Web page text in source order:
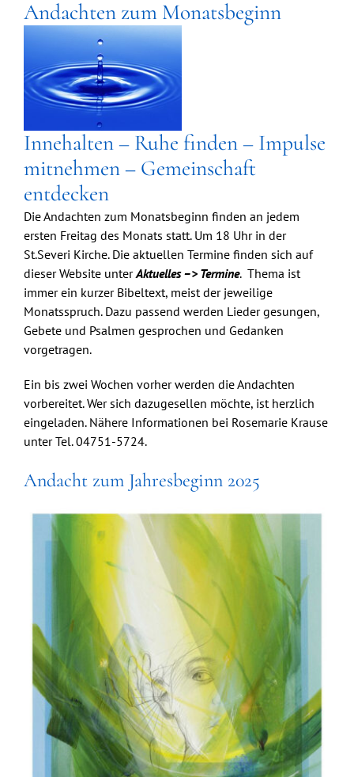
Andachten zum Monatsbeginn
Innehalten – Ruhe finden – Impulse
mitnehmen – Gemeinschaft
entdecken
Die Andachten zum Monatsbeginn finden an jedem
ersten Freitag des Monats statt. Um 18 Uhr in der
St.Severi Kirche. Die aktuellen Termine finden sich auf
dieser Website unterAktuelles –> Termine. Thema ist
immer ein kurzer Bibeltext, meist der jeweilige
Monatsspruch. Dazu passend werden Lieder gesungen,
Gebete und Psalmen gesprochen und Gedanken
vorgetragen.
Ein bis zwei Wochen vorher werden die Andachten
vorbereitet. Wer sich dazugesellen möchte, ist herzlich
eingeladen. Nähere Informationen bei Rosemarie Krause
unter Tel. 04751-5724.
Andacht zum Jahresbeginn 2025